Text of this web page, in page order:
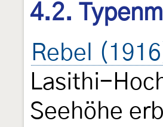
4.2.
Rebel
Lasithi-
Seehöhe